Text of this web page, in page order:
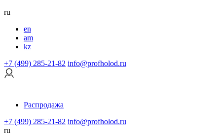
ru
en
am
kz
+7 (499) 285-21-82 info@profholod.ru
Распродажа
+7 (499) 285-21-82 info@profholod.ru
ru